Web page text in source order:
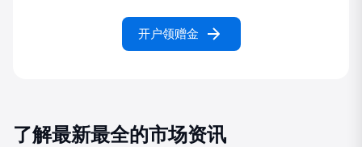
开户领赠金
了解最新最全的市场资讯